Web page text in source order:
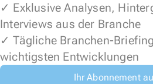
✓ Exklusive Analysen,
Interviews aus der Branche
✓ Tägliche Branchen-
wichtigsten Entwicklungen
Ihr Abonnement